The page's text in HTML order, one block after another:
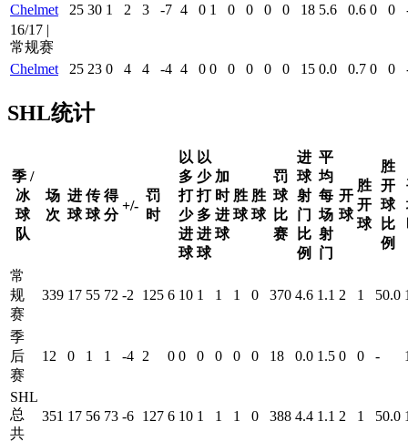
Chelmet
25 30 1 2 3 -7 4 0 1 0 0 0 0 18 5.6 0.6 0 0
16/17 |
常规赛
Chelmet
25 23 0 4 4 -4 4 0 0 0 0 0 0 15 0.0 0.7 0 0
SHL统计
季 /
冰
球
队
场
次
进
球
传
球
得
分
+/-
罚
时
以
多
打
少
进
球
以
少
打
多
进
球
加
时
进
球
胜
球
胜
球
罚
球
比
赛
进
球
射
门
比
例
平
均
每
场
射
门
开
球
胜
开
球
胜
开
球
比
例
常
规
赛
339 17 55 72 -2 125 6 10 1 1 1 0 370 4.6 1.1 2 1 50.0
季
后
赛
12 0 1 1 -4 2 0 0 0 0 0 0 18 0.0 1.5 0 0 -
SHL
总
共
351 17 56 73 -6 127 6 10 1 1 1 0 388 4.4 1.1 2 1 50.0